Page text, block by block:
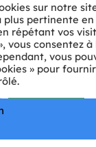
?
sur notre
pertinente
répétant vos
vous consentez
vous
» pour